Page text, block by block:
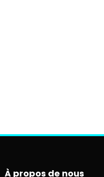
À propos de nous